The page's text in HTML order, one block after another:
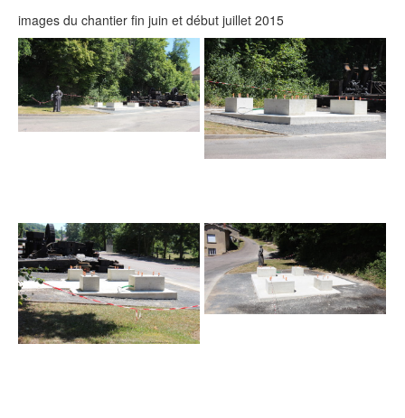
images du chantier fin juin et début juillet 2015